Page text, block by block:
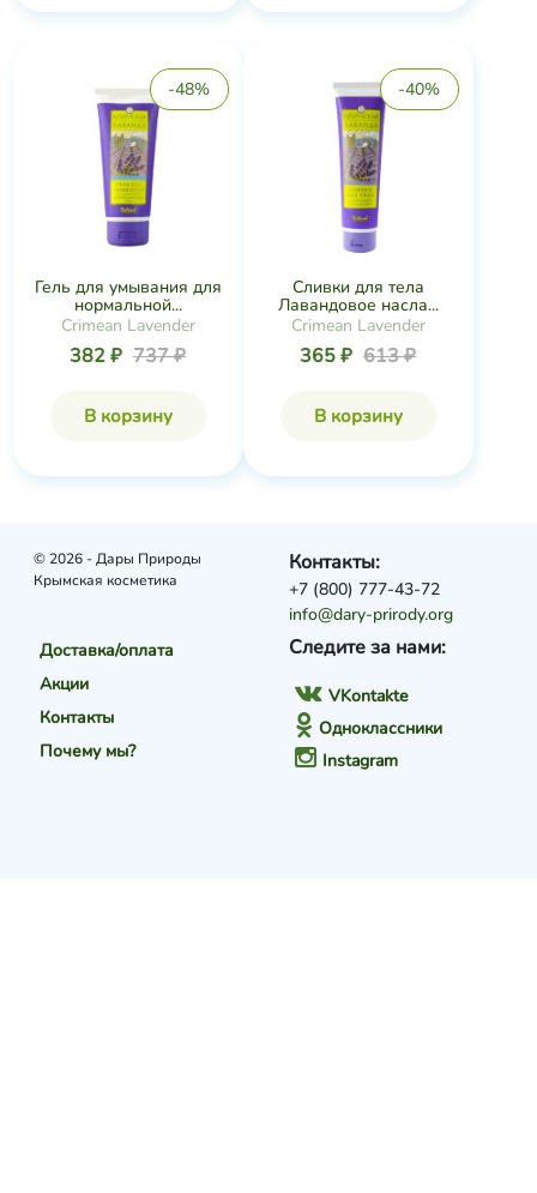
-48%
Гель для умывания для
нормальной...
Crimean Lavender
382 ₽ 737 ₽
В корзину
-40%
Сливки для тела
Лавандовое насла...
Crimean Lavender
365 ₽ 613 ₽
В корзину
© 2026 - Дары Природы
Крымская косметика
Доставка/оплата
Акции
Контакты
Почему мы?
Следите за нами:
VKontakte
Одноклассники
Instagram
Контакты:
+7 (800) 777-43-72
info@dary-prirody.org